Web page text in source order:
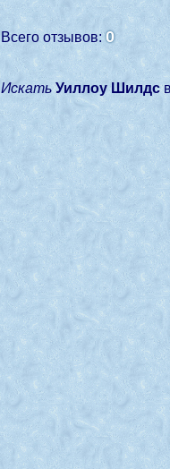
Всего отзывов:0
Искать Уиллоу Шилдс